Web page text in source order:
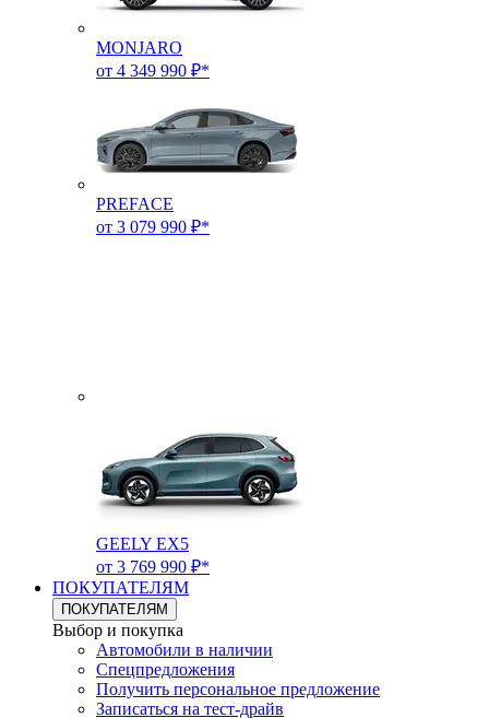
MONJARO
от 4 349 990 ₽*
PREFACE
от 3 079 990 ₽*
GEELY EX5
от 3 769 990 ₽*
ПОКУПАТЕЛЯМ
ПОКУПАТЕЛЯМ
Выбор и покупка
Автомобили в наличии
Спецпредложения
Получить персональное предложение
Записаться на тест-драйв